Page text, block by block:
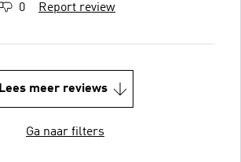
0 Report review
Lees meer reviews
Ga naar filters